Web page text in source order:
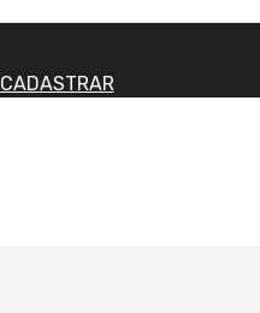
CADASTRAR